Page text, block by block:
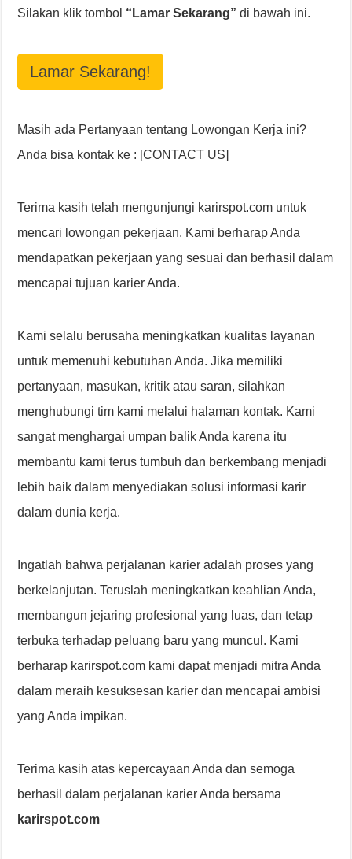
Silakan klik tombol “Lamar Sekarang” di bawah ini.
Lamar Sekarang!
Masih ada Pertanyaan tentang Lowongan Kerja ini?
Anda bisa kontak ke : [CONTACT US]
Terima kasih telah mengunjungi karirspot.com untuk
mencari lowongan pekerjaan. Kami berharap Anda
mendapatkan pekerjaan yang sesuai dan berhasil dalam
mencapai tujuan karier Anda.
Kami selalu berusaha meningkatkan kualitas layanan
untuk memenuhi kebutuhan Anda. Jika memiliki
pertanyaan, masukan, kritik atau saran, silahkan
menghubungi tim kami melalui halaman kontak. Kami
sangat menghargai umpan balik Anda karena itu
membantu kami terus tumbuh dan berkembang menjadi
lebih baik dalam menyediakan solusi informasi karir
dalam dunia kerja.
Ingatlah bahwa perjalanan karier adalah proses yang
berkelanjutan. Teruslah meningkatkan keahlian Anda,
membangun jejaring profesional yang luas, dan tetap
terbuka terhadap peluang baru yang muncul. Kami
berharap karirspot.com kami dapat menjadi mitra Anda
dalam meraih kesuksesan karier dan mencapai ambisi
yang Anda impikan.
Terima kasih atas kepercayaan Anda dan semoga
berhasil dalam perjalanan karier Anda bersama
karirspot.com